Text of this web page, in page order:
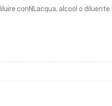
conNLacqua, alcool o